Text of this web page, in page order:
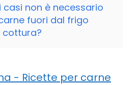
casi non è necessario
fuori dal frigo
cottura?
- Ricette per carne